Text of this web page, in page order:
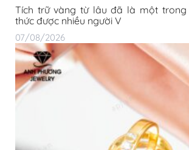
Tích trữ vàng từ lâu đã là một trong
thức được nhiều người V
07/08/2026